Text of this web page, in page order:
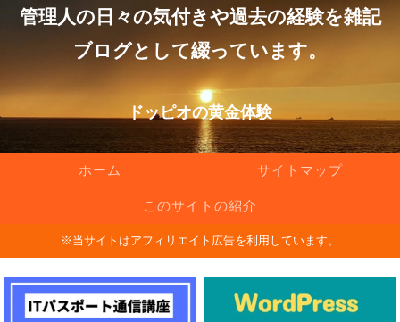
管理人の日々の気付きや過去の経験を雑記
ブログとして綴っています。
ドッピオの黄金体験
ホーム サイトマップ
このサイトの紹介
※当サイトはアフィリエイト広告を利用しています。